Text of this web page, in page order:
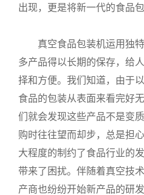
出现，更是将新一代的食品
真空食品包装机运用独特
多产品得以长期的保存，给
择和方便。我们知道，由于
食品的包装从表面来看完好
们就会发现这些产品不是变
购时往往望而却步，总是担
大程度的制约了食品行业的
带来了困扰。伴随着真空技
产商也纷纷开始新产品的研